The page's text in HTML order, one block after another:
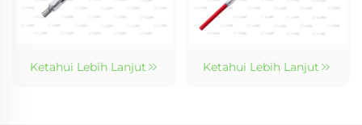
Ketahui Lebih Lanjut Ketahui Lebih Lanjut